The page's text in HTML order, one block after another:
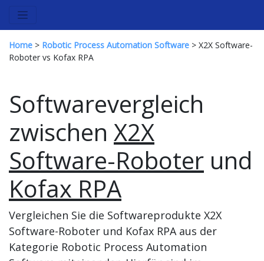
Home > Robotic Process Automation Software > X2X Software-
Roboter vs Kofax RPA
Softwarevergleich
zwischen X2X
Software-Roboter und
Kofax RPA
Vergleichen Sie die Softwareprodukte X2X
Software-Roboter und Kofax RPA aus der
Kategorie Robotic Process Automation